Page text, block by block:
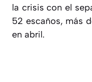
la crisis con el
52 escaños, más
en abril.